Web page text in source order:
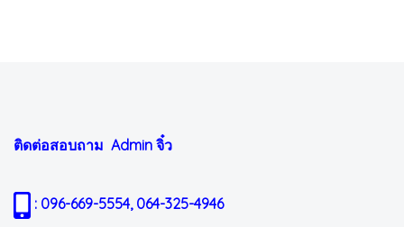
ติดต่อสอบถาม Admin จิ๋ว
: 096-669-5554, 064-325-4946